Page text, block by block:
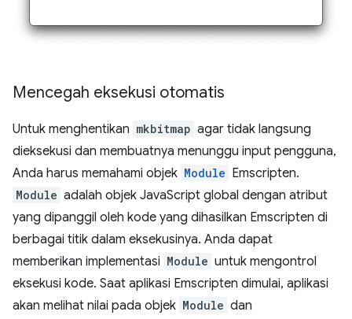
Mencegah eksekusi otomatis
Untuk menghentikan mkbitmap agar tidak langsung
dieksekusi dan membuatnya menunggu input pengguna,
Anda harus memahami objek Module Emscripten.
Module adalah objek JavaScript global dengan atribut
yang dipanggil oleh kode yang dihasilkan Emscripten di
berbagai titik dalam eksekusinya. Anda dapat
memberikan implementasi Module untuk mengontrol
eksekusi kode. Saat aplikasi Emscripten dimulai, aplikasi
akan melihat nilai pada objek Module dan